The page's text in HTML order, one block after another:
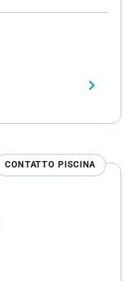
keyboard_arrow_right
CONTATTO PISCINA